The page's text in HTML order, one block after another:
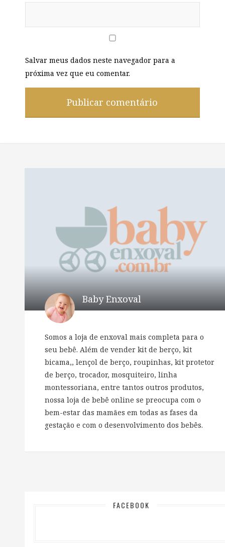
Salvar meus dados neste navegador para a
próxima vez que eu comentar.
Baby Enxoval
Somos a loja de enxoval mais completa para o
seu bebê. Além de vender kit de berço, kit
bicama,, lençol de berço, roupinhas, kit protetor
de berço, trocador, mosquiteiro, linha
montessoriana, entre tantos outros produtos,
nossa loja de bebê online se preocupa com o
bem-estar das mamães em todas as fases da
gestação e com o desenvolvimento dos bebês.
FACEBOOK